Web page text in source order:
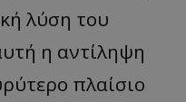
λύση του
η αντίληψη
πλαίσιο